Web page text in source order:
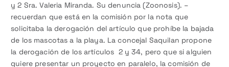
y 2 Sra. Valeria Miranda. Su denuncia (Zoonosis). –
recuerdan que está en la comisión por la nota que
solicitaba la derogación del artículo que prohíbe la bajada
de los mascotas a la playa. La concejal Saquilan propone
la derogación de los artículos 2 y 34, pero que si alguien
quiere presentar un proyecto en paralelo, la comisión de